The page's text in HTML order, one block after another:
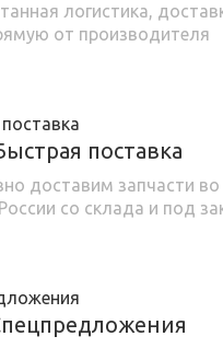
логистика,
от производителя
поставка
доставим запчасти во
со склада и под